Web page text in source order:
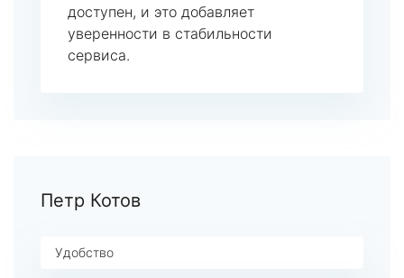
доступен, и это добавляет
уверенности в стабильности
сервиса.
Петр Котов
Удобство